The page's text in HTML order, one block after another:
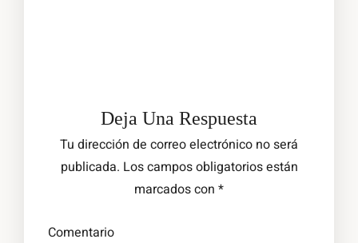
Deja Una Respuesta
Tu dirección de correo electrónico no será
publicada. Los campos obligatorios están
marcados con *
Comentario